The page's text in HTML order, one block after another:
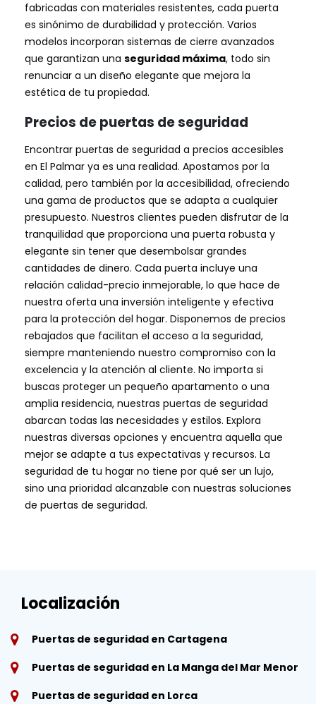
fabricadas con materiales resistentes, cada puerta
es sinónimo de durabilidad y protección. Varios
modelos incorporan sistemas de cierre avanzados
que garantizan una seguridad máxima, todo sin
renunciar a un diseño elegante que mejora la
estética de tu propiedad.
Precios de puertas de seguridad
Encontrar puertas de seguridad a precios accesibles
en El Palmar ya es una realidad. Apostamos por la
calidad, pero también por la accesibilidad, ofreciendo
una gama de productos que se adapta a cualquier
presupuesto. Nuestros clientes pueden disfrutar de la
tranquilidad que proporciona una puerta robusta y
elegante sin tener que desembolsar grandes
cantidades de dinero. Cada puerta incluye una
relación calidad-precio inmejorable, lo que hace de
nuestra oferta una inversión inteligente y efectiva
para la protección del hogar. Disponemos de precios
rebajados que facilitan el acceso a la seguridad,
siempre manteniendo nuestro compromiso con la
excelencia y la atención al cliente. No importa si
buscas proteger un pequeño apartamento o una
amplia residencia, nuestras puertas de seguridad
abarcan todas las necesidades y estilos. Explora
nuestras diversas opciones y encuentra aquella que
mejor se adapte a tus expectativas y recursos. La
seguridad de tu hogar no tiene por qué ser un lujo,
sino una prioridad alcanzable con nuestras soluciones
de puertas de seguridad.
Localización
Puertas de seguridad en Cartagena
Puertas de seguridad en La Manga del Mar Menor
Puertas de seguridad en Lorca